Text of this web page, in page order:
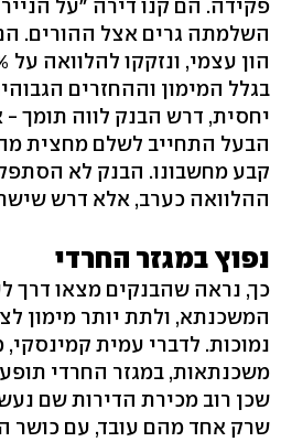
פקידה. הם קנו דירה "על
בגלל המימון וההחזרים
יחסית, דרש הבנק לווה תומך -
הבעל התחייב לשלם מחצית
קבע מחשבונו. הבנק לא
ההלוואה כערב, אלא דרש
נפוץ במגזר החרדי
כך, נראה שהבנקים מצאו דרך
המשכנתא, ולתת יותר מימון
משכנתאות, במגזר החרדי
שכן רוב מכירת הדירות שם
שרק אחד מהם עובד, עם כושר